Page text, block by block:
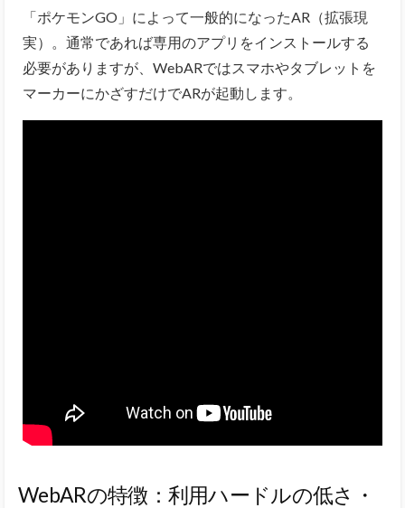
「ポケモンGO」によって一般的になったAR（拡張現
実）。通常であれば専用のアプリをインストールする
必要がありますが、WebARではスマホやタブレットを
マーカーにかざすだけでARが起動します。
WebARの特徴：利用ハードルの低さ・